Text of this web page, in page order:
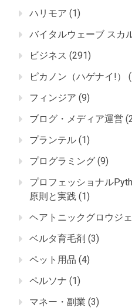
ハリモア (1)
バイタルウェーブ スカ
ビジネス (291)
ピカノン（ハゲナイ!）
フィンジア (9)
ブログ・メディア運営
プランテル (1)
プログラミング (9)
プロフェッショナル
原則と実践 (1)
ヘアトニックグロウジ
ベルタ育毛剤 (3)
ペット用品 (4)
ペルソナ (1)
マネー・副業 (3)